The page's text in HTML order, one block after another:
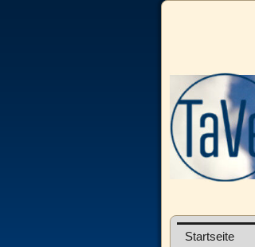
Startseite